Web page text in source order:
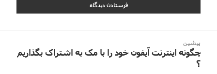
نوشته
پیشین
نوشته
قبلی:
چگونه اینترنت آیفون خود را با مک به اشتراک بگذاریم
؟